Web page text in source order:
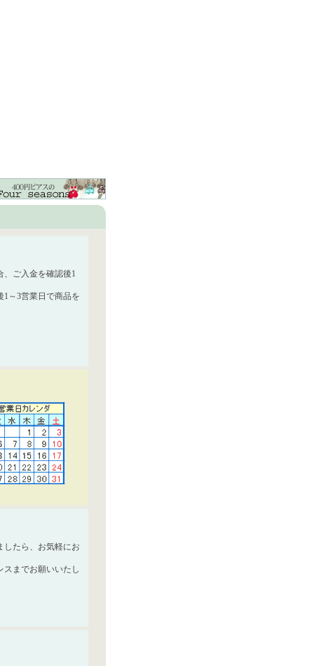
、ご入金を確認後1
～3営業日で商品を
したら、お気軽にお
スまでお願いいたし